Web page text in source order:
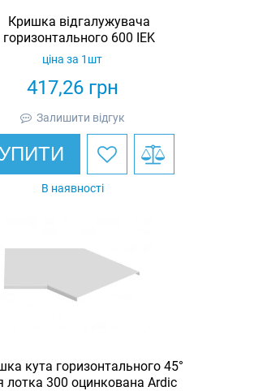
Кришка відгалужувача
горизонтального 600 IEK
417,26грн
ціна за 1шт
Залишити відгук
В наявності
кута горизонтального 45°
лотка 300 оцинкована Ardic